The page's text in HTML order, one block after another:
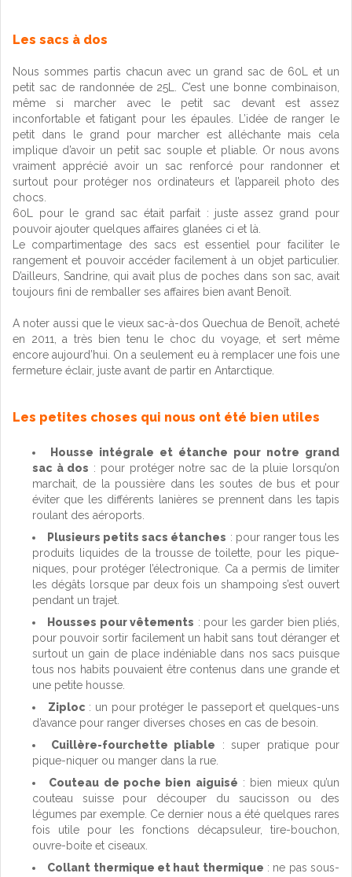
Les sacs à dos
Nous sommes partis chacun avec un grand sac de 60L et un
petit sac de randonnée de 25L. C’est une bonne combinaison,
même si marcher avec le petit sac devant est assez
inconfortable et fatigant pour les épaules. L’idée de ranger le
petit dans le grand pour marcher est alléchante mais cela
implique d’avoir un petit sac souple et pliable. Or nous avons
vraiment apprécié avoir un sac renforcé pour randonner et
surtout pour protéger nos ordinateurs et l’appareil photo des
chocs.
60L pour le grand sac était parfait : juste assez grand pour
pouvoir ajouter quelques affaires glanées ci et là.
Le compartimentage des sacs est essentiel pour faciliter le
rangement et pouvoir accéder facilement à un objet particulier.
D’ailleurs, Sandrine, qui avait plus de poches dans son sac, avait
toujours fini de remballer ses affaires bien avant Benoît.
A noter aussi que le vieux sac-à-dos Quechua de Benoît, acheté
en 2011, a très bien tenu le choc du voyage, et sert même
encore aujourd’hui. On a seulement eu à remplacer une fois une
fermeture éclair, juste avant de partir en Antarctique.
Les petites choses qui nous ont été bien utiles
Housse intégrale et étanche pour notre grand
sac à dos : pour protéger notre sac de la pluie lorsqu’on
marchait, de la poussière dans les soutes de bus et pour
éviter que les différents lanières se prennent dans les tapis
roulant des aéroports.
Plusieurs petits sacs étanches : pour ranger tous les
produits liquides de la trousse de toilette, pour les pique-
niques, pour protéger l’électronique. Ca a permis de limiter
les dégâts lorsque par deux fois un shampoing s’est ouvert
pendant un trajet.
Housses pour vêtements : pour les garder bien pliés,
pour pouvoir sortir facilement un habit sans tout déranger et
surtout un gain de place indéniable dans nos sacs puisque
tous nos habits pouvaient être contenus dans une grande et
une petite housse.
Ziploc : un pour protéger le passeport et quelques-uns
d’avance pour ranger diverses choses en cas de besoin.
Cuillère-fourchette pliable : super pratique pour
pique-niquer ou manger dans la rue.
Couteau de poche bien aiguisé : bien mieux qu’un
couteau suisse pour découper du saucisson ou des
légumes par exemple. Ce dernier nous a été quelques rares
fois utile pour les fonctions décapsuleur, tire-bouchon,
ouvre-boite et ciseaux.
Collant thermique et haut thermique : ne pas sous-